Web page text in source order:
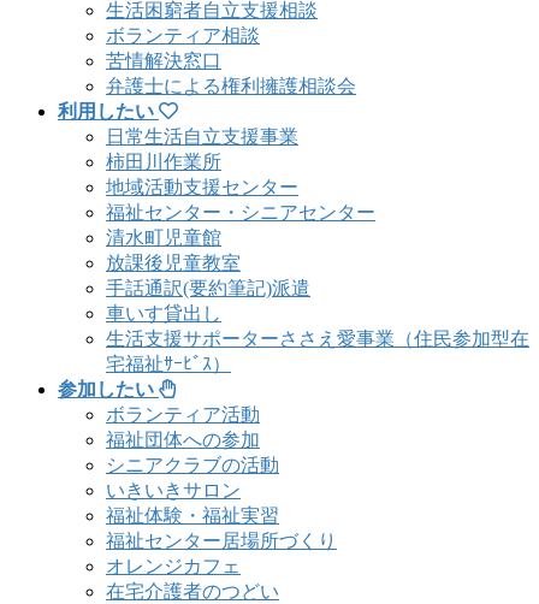
生活困窮者自立支援相談
ボランティア相談
苦情解決窓口
弁護士による権利擁護相談会
利用したい
日常生活自立支援事業
柿田川作業所
地域活動支援センター
福祉センター・シニアセンター
清水町児童館
放課後児童教室
手話通訳(要約筆記)派遣
車いす貸出し
生活支援サポーターささえ愛事業（住民参加型在
宅福祉ｻｰﾋﾞｽ）
参加したい
ボランティア活動
福祉団体への参加
シニアクラブの活動
いきいきサロン
福祉体験・福祉実習
福祉センター居場所づくり
オレンジカフェ
在宅介護者のつどい